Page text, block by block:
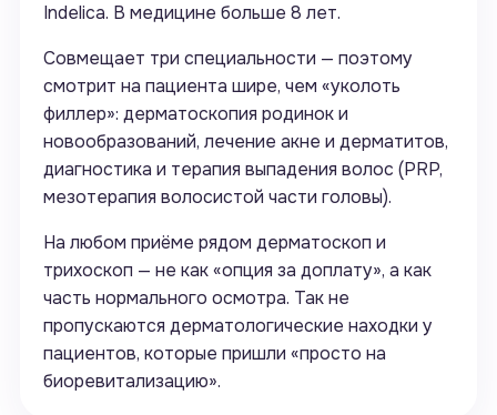
Indelica. В медицине больше 8 лет.
Совмещает три специальности — поэтому
смотрит на пациента шире, чем «уколоть
филлер»: дерматоскопия родинок и
новообразований, лечение акне и дерматитов,
диагностика и терапия выпадения волос (PRP,
мезотерапия волосистой части головы).
На любом приёме рядом дерматоскоп и
трихоскоп — не как «опция за доплату», а как
часть нормального осмотра. Так не
пропускаются дерматологические находки у
пациентов, которые пришли «просто на
биоревитализацию».